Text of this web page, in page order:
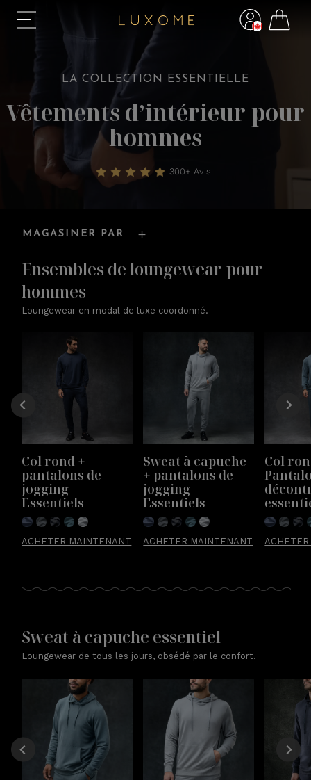
LA COLLECTION ESSENTIELLE
Vêtements d’intérieur pour
hommes
300+ Avis
MAGASINER PAR
Ensembles de loungewear pour
hommes
Loungewear en modal de luxe coordonné.
Col rond +
pantalons de
jogging
Essentiels
ACHETER MAINTENANT
Sweat à capuche
+ pantalons de
jogging
Essentiels
ACHETER MAINTENANT
Col
Sweat à capuche essentiel
Loungewear de tous les jours, obsédé par le confort.